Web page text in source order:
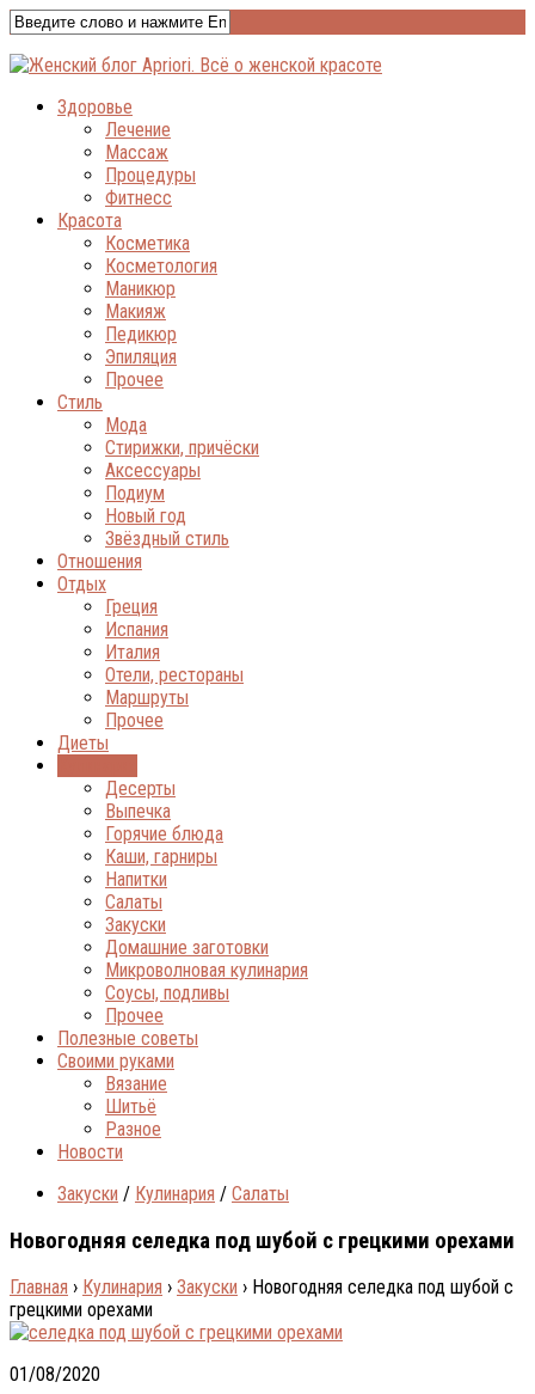
Здоровье
Лечение
Массаж
Процедуры
Фитнесс
Красота
Косметика
Косметология
Маникюр
Макияж
Педикюр
Эпиляция
Прочее
Стиль
Мода
Стирижки, причёски
Аксессуары
Подиум
Новый год
Звёздный стиль
Отношения
Отдых
Греция
Испания
Италия
Отели, рестораны
Маршруты
Прочее
Диеты
Десерты
Выпечка
Горячие блюда
Каши, гарниры
Напитки
Салаты
Закуски
Домашние заготовки
Микроволновая кулинария
Соусы, подливы
Прочее
Полезные советы
Своими руками
Вязание
Шитьё
Разное
Новости
Закуски / Кулинария / Салаты
Новогодняя селедка под шубой с грецкими орехами
Главная › Кулинария › Закуски › Новогодняя селедка под шубой с
грецкими орехами
01/08/2020